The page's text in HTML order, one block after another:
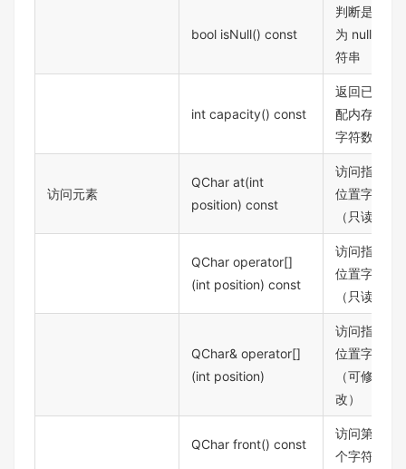
bool isNull() const
判断是否
为 null 字
符串
int capacity() const
返回已分
配内存的
字符数
访问元素
QChar at(int
position) const
访问指定
位置字符
（只读）
QChar operator[]
(int position) const
访问指定
位置字符
（只读）
QChar& operator[]
(int position)
访问指定
位置字符
（可修
改）
QChar front() const
访问第一
个字符